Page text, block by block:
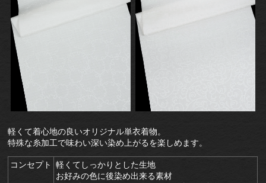
軽くて着心地の良いオリジナル単衣着物。
特殊な糸加工で味わい深い染め上がるを楽しめます。
コンセプト 軽くてしっかりとした生地
お好みの色に後染め出来る素材